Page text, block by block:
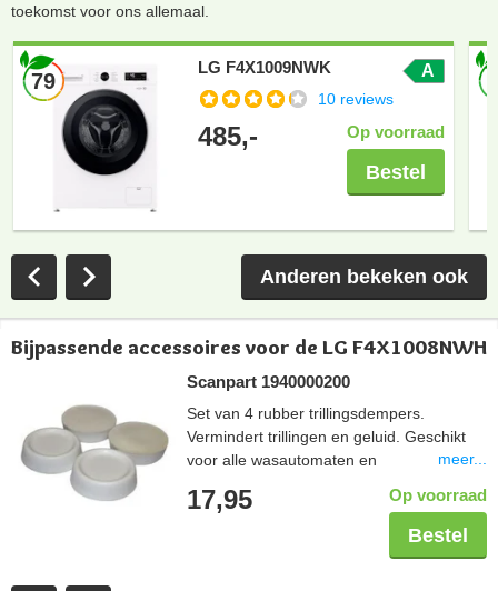
toekomst voor ons allemaal.
79
LG F4X1009NWK A
10 reviews
485,- Op voorraad
Bestel
Anderen bekeken ook
Bijpassende accessoires voor de LG F4X1008NWH
Scanpart 1940000200
Set van 4 rubber trillingsdempers.
Vermindert trillingen en geluid. Geschikt
voor alle wasautomaten en
onder de voetjes van een huishoudelijk
meer...
17,95 Op voorraad
Bestel